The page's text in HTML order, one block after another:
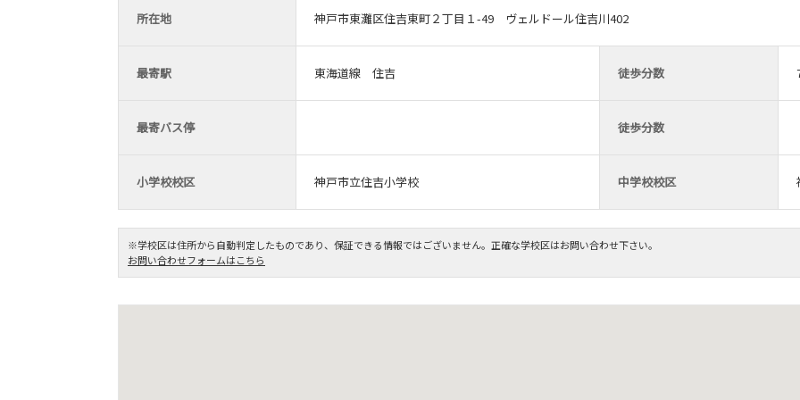
所在地 神戸市東灘区住吉東町２丁目１-49 ヴェルドール住吉川402
最寄駅 東海道線 住吉 徒歩分数
最寄バス停 徒歩分数
小学校校区 神戸市立住吉小学校 中学校校区
※学校区は住所から自動判定したものであり、保証できる情報ではございません。正確な学校区はお問い合わせ下さい。
お問い合わせフォームはこちら